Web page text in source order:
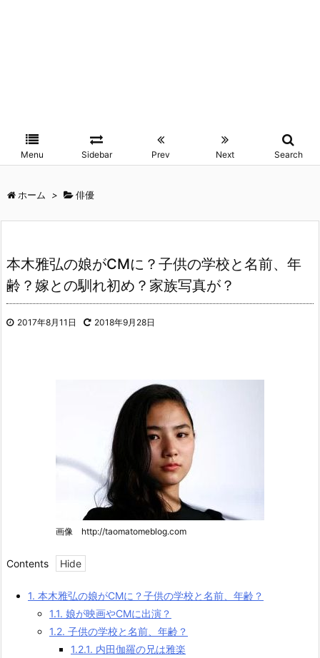
Menu Sidebar Prev Next Search
ホーム > 俳優
本木雅弘の娘がCMに？子供の学校と名前、年
齢？嫁との馴れ初め？家族写真が？
2017年8月11日 2018年9月28日
画像 http://taomatomeblog.com
Contents
1. 本木雅弘の娘がCMに？子供の学校と名前、年齢？
1.1. 娘が映画やCMに出演？
1.2. 子供の学校と名前、年齢？
1.2.1. 内田伽羅の兄は雅楽